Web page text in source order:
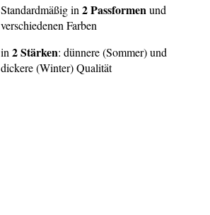
Standardmäßig in 2 Passformenund
verschiedenen Farben
in 2 Stärken: dünnere (Sommer) und
dickere (Winter) Qualität